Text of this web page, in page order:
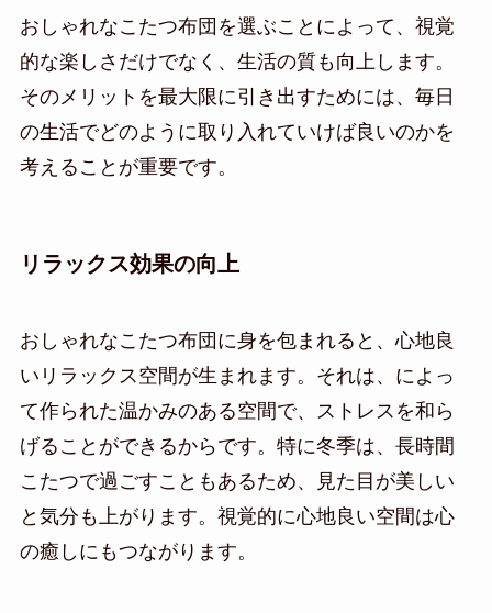
おしゃれなこたつ布団を選ぶことによって、視覚
的な楽しさだけでなく、生活の質も向上します。
そのメリットを最大限に引き出すためには、毎日
の生活でどのように取り入れていけば良いのかを
考えることが重要です。
リラックス効果の向上
おしゃれなこたつ布団に身を包まれると、心地良
いリラックス空間が生まれます。それは、によっ
て作られた温かみのある空間で、ストレスを和ら
げることができるからです。特に冬季は、長時間
こたつで過ごすこともあるため、見た目が美しい
と気分も上がります。視覚的に心地良い空間は心
の癒しにもつながります。